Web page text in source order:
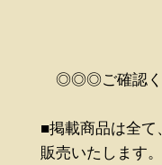
◎◎◎ご確認
■掲載商品は全て
販売いたします